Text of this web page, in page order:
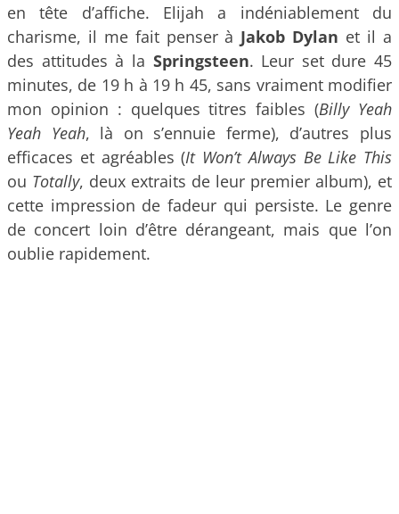
en tête d’affiche. Elijah a indéniablement du
charisme, il me fait penser à Jakob Dylan et il a
des attitudes à la Springsteen. Leur set dure 45
minutes, de 19 h à 19 h 45, sans vraiment modifier
mon opinion : quelques titres faibles (Billy Yeah
Yeah Yeah, là on s’ennuie ferme), d’autres plus
efficaces et agréables (It Won’t Always Be Like This
ou Totally, deux extraits de leur premier album), et
cette impression de fadeur qui persiste. Le genre
de concert loin d’être dérangeant, mais que l’on
oublie rapidement.